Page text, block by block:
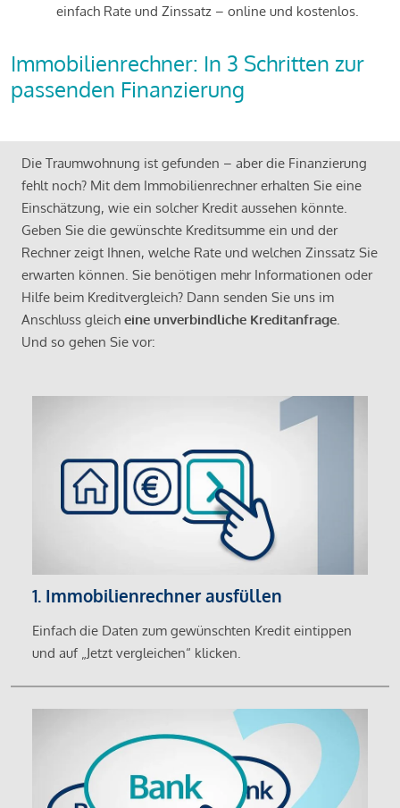
einfach Rate und Zinssatz – online und kostenlos.
Immobilienrechner: In 3 Schritten zur
passenden Finanzierung
Die Traumwohnung ist gefunden – aber die Finanzierung
fehlt noch? Mit dem Immobilienrechner erhalten Sie eine
Einschätzung, wie ein solcher Kredit aussehen könnte.
Geben Sie die gewünschte Kreditsumme ein und der
Rechner zeigt Ihnen, welche Rate und welchen Zinssatz Sie
erwarten können. Sie benötigen mehr Informationen oder
Hilfe beim Kreditvergleich? Dann senden Sie uns im
Anschluss gleich eine unverbindliche Kreditanfrage.
Und so gehen Sie vor:
1. Immobilienrechner ausfüllen
Einfach die Daten zum gewünschten Kredit eintippen
und auf „Jetzt vergleichen“ klicken.